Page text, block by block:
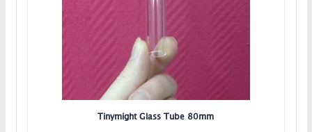
Tinymight Glass Tube 80mm